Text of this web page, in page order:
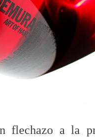
flechazo a la